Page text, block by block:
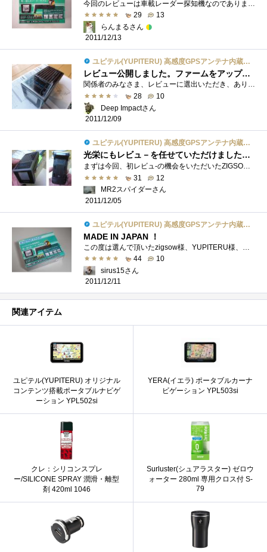
29
13
らんまるさん
2011/12/13
ユピテル(YUPITERU) 高感度GPSアンテナ内蔵コードレスレーダー探知機 EXP-S151
レビュー公開しました。ファームをアップデートしました！
関係者のみなさま、レビューに選出いただき、ありがとうございます。先日もちものにアップした新しい車（BMWX1）に取り付けてレビューしたいと...
28
10
Deep Impactさん
2011/12/09
ユピテル(YUPITERU) 高感度GPSアンテナ内蔵コードレスレーダー探知機 EXP-S151
光栄にもレビュ－を任せていただけました（＾＾）
まずは今回、初レビュ-の機会をいただいたZIGSOWさんに感謝いたします。正直、あまりのことに年がいなく小躍りしてしまいました。初ということ�...
31
12
MR2スパイダーさん
2011/12/05
ユピテル(YUPITERU) 高感度GPSアンテナ内蔵コードレスレーダー探知機 EXP-S151
MADE IN JAPAN ！
44
10
sirus15さん
2011/12/11
関連アイテム
ユピテル(YUPITERU) オリジナル
コンテンツ搭載ポータブルナビゲ
ーション YPL502si
YERA(イエラ) ポータブルカーナ
ビゲーション YPL503si
クレ：シリコンスプレ
ー/SILICONE SPRAY 潤滑・離型
剤 420ml 1046
Surluster(シュアラスター) ゼロウ
ォーター 280ml 専用クロス付 S-
79